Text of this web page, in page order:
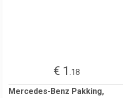
€ 1 .18
Mercedes-Benz Pakking,